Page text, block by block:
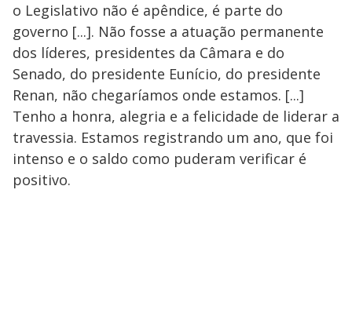
o Legislativo não é apêndice, é parte do
governo [...]. Não fosse a atuação permanente
dos líderes, presidentes da Câmara e do
Senado, do presidente Eunício, do presidente
Renan, não chegaríamos onde estamos. [...]
Tenho a honra, alegria e a felicidade de liderar a
travessia. Estamos registrando um ano, que foi
intenso e o saldo como puderam verificar é
positivo.